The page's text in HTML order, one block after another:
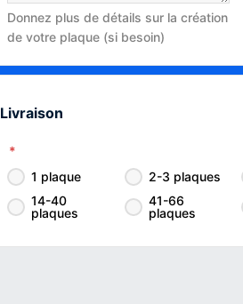
Donnez plus de détails sur la création
de votre plaque (si besoin)
Livraison
*
1 plaque
2-3 plaques
14-40
plaques
41-66
plaques